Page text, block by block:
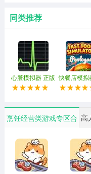
同类推荐
心脏模拟器 正版 快餐店模拟
文版
烹饪经营类游戏专区合
集
高